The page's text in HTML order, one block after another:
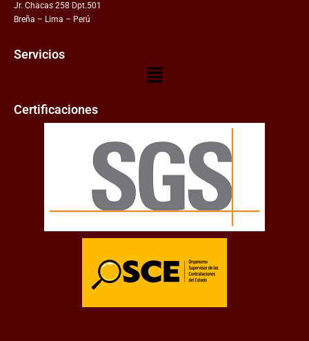
Jr. Chacas 258 Dpt.501
Breña – Lima – Perú
Servicios
Certificaciones